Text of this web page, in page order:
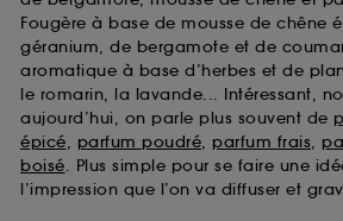
Fougère à base de mousse de chêne
géranium, de bergamote et de
aromatique à base d’herbes et de
le romarin, la lavande... Intéressant,
aujourd’hui, on parle plus souvent de
épicé, parfum poudré, parfum frais,
boisé. Plus simple pour se faire une
l’impression que l’on va diffuser et